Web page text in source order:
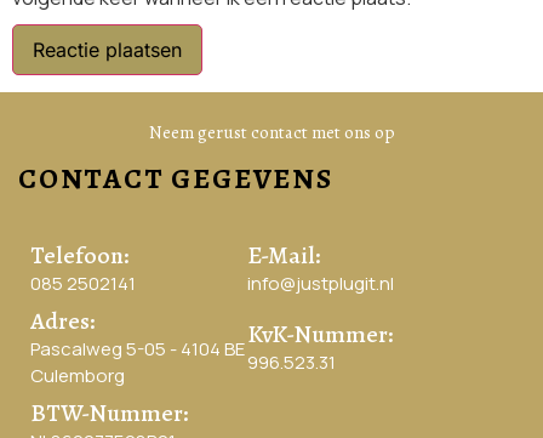
Neem gerust contact met ons op
CONTACT GEGEVENS
Telefoon:
085 2502141
E-Mail:
info@justplugit.nl
Adres:
Pascalweg 5-05 - 4104 BE
Culemborg
KvK-Nummer:
996.523.31
BTW-Nummer: